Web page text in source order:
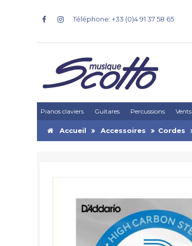
Téléphone: +33 (0)4 91 37 58 65
Pianos claviers Guitares Percussions Vents
Accueil Accessoires Cordes